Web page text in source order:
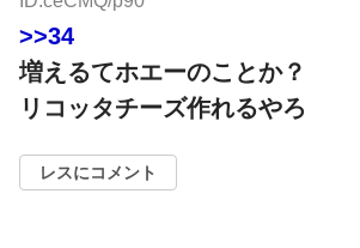
>>34
増えるてホエーのことか？
リコッタチーズ作れるやろ
レスにコメント